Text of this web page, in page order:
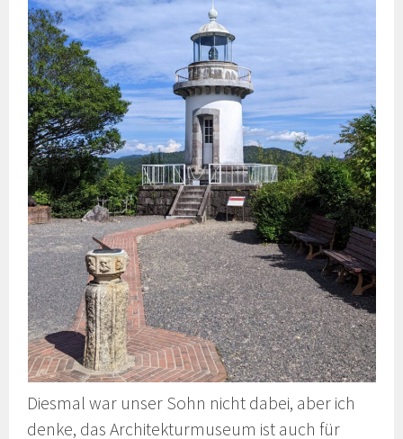
Diesmal war unser Sohn nicht dabei, aber ich
denke, das Architekturmuseum ist auch für